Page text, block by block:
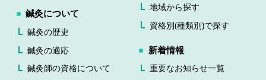
鍼灸について
鍼灸の歴史
鍼灸の適応
鍼灸師の資格について
地域から探す
資格別(種類別)で探す
新着情報
重要なお知らせ一覧